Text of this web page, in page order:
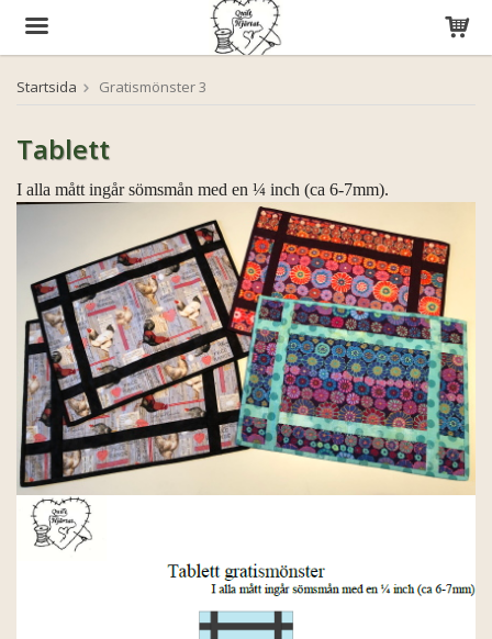
Startsida Gratismönster 3
Tablett
I alla mått ingår sömsmån med en ¼ inch (ca 6-7mm).